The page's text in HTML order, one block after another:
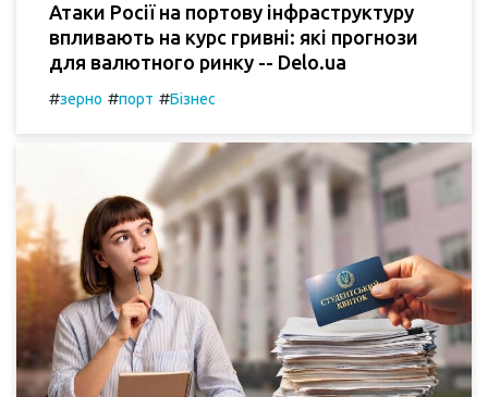
Атаки Росії на портову інфраструктуру
впливають на курс гривні: які прогнози
для валютного ринку -- Delo.ua
#зерно #порт #Бізнес